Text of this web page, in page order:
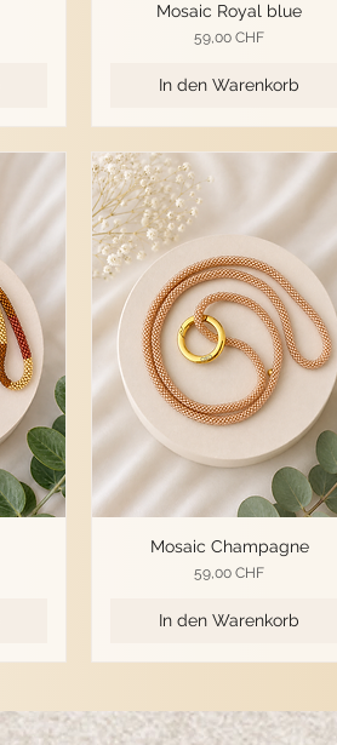
Mosaic Royal blue
Preis
59,00 CHF
In den Warenkorb
Mosaic Champagne
Preis
59,00 CHF
In den Warenkorb